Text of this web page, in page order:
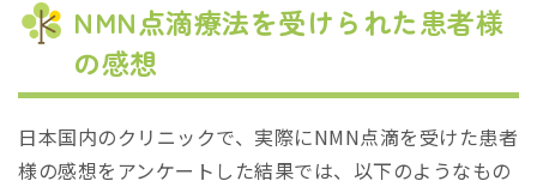
NMN点滴療法を受けられた患者様
の感想
日本国内のクリニックで、実際にNMN点滴を受けた患者
様の感想をアンケートした結果では、以下のようなもの